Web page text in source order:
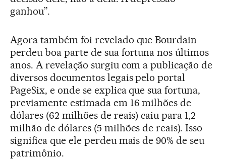
ganhou”.
Agora também foi revelado que Bourdain
perdeu boa parte de sua fortuna nos últimos
anos. A revelação surgiu com a publicação de
diversos documentos legais pelo portal
PageSix, e onde se explica que sua fortuna,
previamente estimada em 16 milhões de
dólares (62 milhões de reais) caiu para 1,2
milhão de dólares (5 milhões de reais). Isso
significa que ele perdeu mais de 90% de seu
patrimônio.